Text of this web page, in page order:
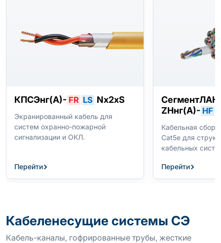
КПСЭнг(А)- FR LS Nx2xS
Экранированный кабель для
систем охранно-пожарной
сигнализации и ОКЛ.
Перейти
СегментЛАН
ZHнг(А)- HF
Кабельная
Cat5e для
кабельных
Перейти
Кабеленесущие системы СЭ
Кабель-каналы, гофрированные трубы, жесткие